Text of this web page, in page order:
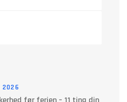
2026